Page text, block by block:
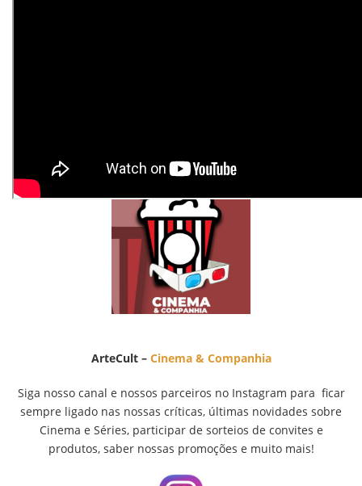
ArteCult – Cinema & Companhia
Siga nosso canal e nossos parceiros no Instagram para ficar
sempre ligado nas nossas críticas, últimas novidades sobre
Cinema e Séries, participar de sorteios de convites e
produtos, saber nossas promoções e muito mais!